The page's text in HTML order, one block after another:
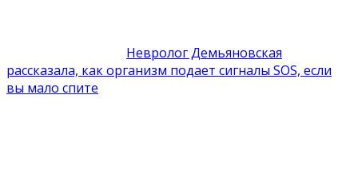
Невролог Демьяновская
рассказала, как организм подает сигналы SOS, если
вы мало спите